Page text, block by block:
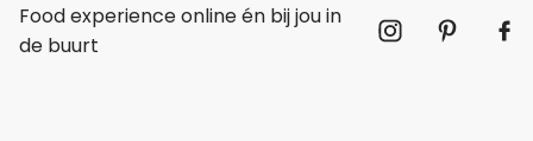
Food experience online én bij jou in
de buurt